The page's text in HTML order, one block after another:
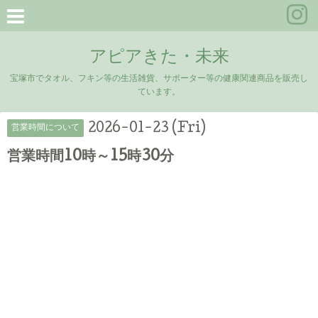
アピアきた・未来
宝塚市でタオル、フキン等の生活雑貨、サポーター等の健康関連商品を販売し
ています。
営業時間について 2026-01-23 (Fri)
営業時間10時～15時30分